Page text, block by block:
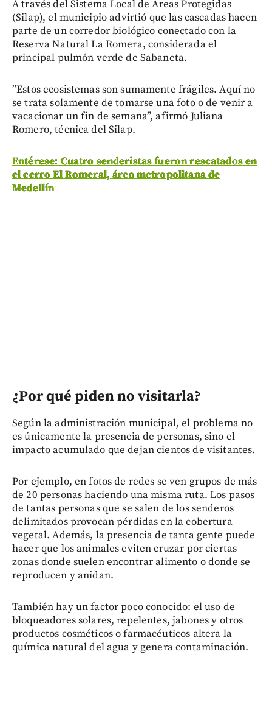
A través del Sistema Local de Áreas Protegidas
(Silap), el municipio advirtió que las cascadas hacen
parte de un corredor biológico conectado con la
Reserva Natural La Romera, considerada el
principal pulmón verde de Sabaneta.
”Estos ecosistemas son sumamente frágiles. Aquí no
se trata solamente de tomarse una foto o de venir a
vacacionar un fin de semana”, afirmó Juliana
Romero, técnica del Silap.
Entérese: Cuatro senderistas fueron rescatados en
el cerro El Romeral, área metropolitana de
Medellín
¿Por qué piden no visitarla?
Según la administración municipal, el problema no
es únicamente la presencia de personas, sino el
impacto acumulado que dejan cientos de visitantes.
Por ejemplo, en fotos de redes se ven grupos de más
de 20 personas haciendo una misma ruta. Los pasos
de tantas personas que se salen de los senderos
delimitados provocan pérdidas en la cobertura
vegetal. Además, la presencia de tanta gente puede
hacer que los animales eviten cruzar por ciertas
zonas donde suelen encontrar alimento o donde se
reproducen y anidan.
También hay un factor poco conocido: el uso de
bloqueadores solares, repelentes, jabones y otros
productos cosméticos o farmacéuticos altera la
química natural del agua y genera contaminación.